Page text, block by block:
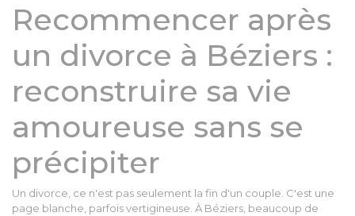
Recommencer après
un divorce à Béziers :
reconstruire sa vie
amoureuse sans se
précipiter
Un divorce, ce n'est pas seulement la fin d'un couple. C'est une
page blanche, parfois vertigineuse. À Béziers, beaucoup de